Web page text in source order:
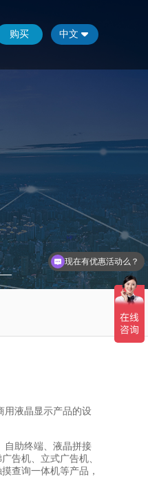
购买 中文
用液晶显示产品的设
助终端、液晶拼接
告机、立式广告机、
查询一体机等产品，
有产品参数和报价吗？
现在有优惠活动么？